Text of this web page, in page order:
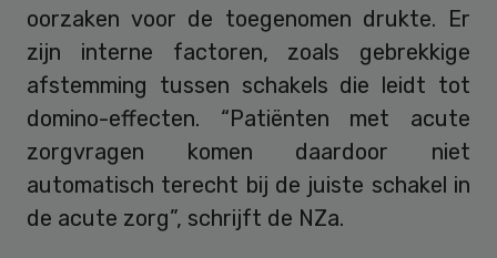
oorzaken voor de toegenomen drukte. Er
zijn interne factoren, zoals gebrekkige
afstemming tussen schakels die leidt tot
domino-effecten. “Patiënten met acute
zorgvragen komen daardoor niet
automatisch terecht bij de juiste schakel in
de acute zorg”, schrijft de NZa.